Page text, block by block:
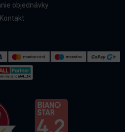
objednávky
Kontakt